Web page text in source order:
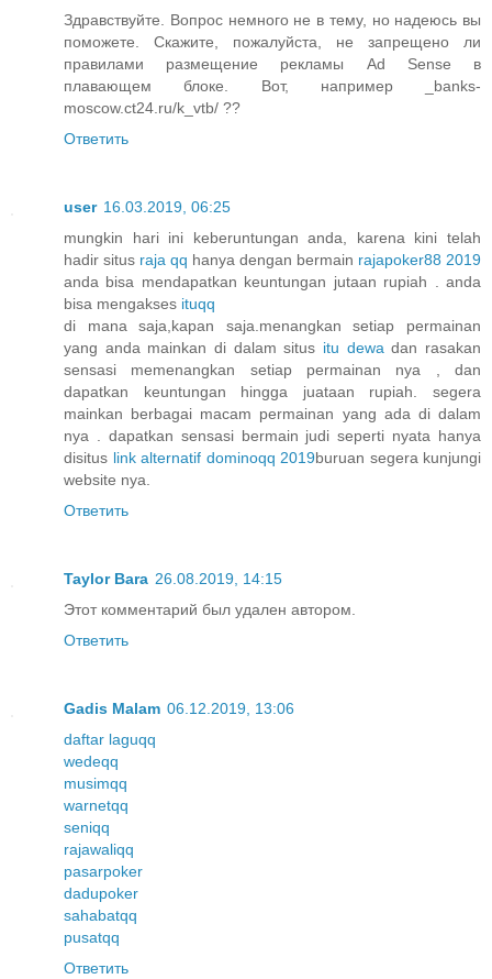
Здравствуйте. Вопрос немного не в тему, но надеюсь вы
поможете. Скажите, пожалуйста, не запрещено ли
правилами размещение рекламы Ad Sense в
плавающем блоке. Вот, например _banks-
moscow.ct24.ru/k_vtb/ ??
Ответить
user 16.03.2019, 06:25
mungkin hari ini keberuntungan anda, karena kini telah
hadir situs raja qq hanya dengan bermain rajapoker88 2019
anda bisa mendapatkan keuntungan jutaan rupiah . anda
bisa mengakses ituqq
di mana saja,kapan saja.menangkan setiap permainan
yang anda mainkan di dalam situs itu dewa dan rasakan
sensasi memenangkan setiap permainan nya , dan
dapatkan keuntungan hingga juataan rupiah. segera
mainkan berbagai macam permainan yang ada di dalam
nya . dapatkan sensasi bermain judi seperti nyata hanya
disitus link alternatif dominoqq 2019buruan segera kunjungi
website nya.
Ответить
Taylor Bara 26.08.2019, 14:15
Этот комментарий был удален автором.
Ответить
Gadis Malam 06.12.2019, 13:06
daftar laguqq
wedeqq
musimqq
warnetqq
seniqq
rajawaliqq
pasarpoker
dadupoker
sahabatqq
pusatqq
Ответить